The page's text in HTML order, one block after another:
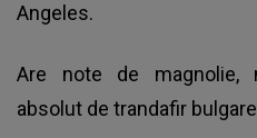
Angeles.
Are note de magnolie,
absolut de trandafir